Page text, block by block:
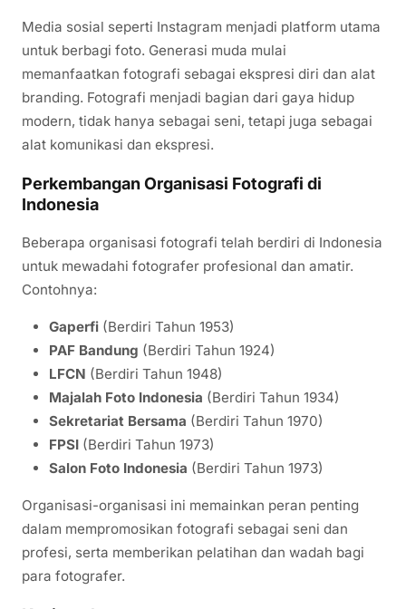
Media sosial seperti Instagram menjadi platform utama
untuk berbagi foto. Generasi muda mulai
memanfaatkan fotografi sebagai ekspresi diri dan alat
branding. Fotografi menjadi bagian dari gaya hidup
modern, tidak hanya sebagai seni, tetapi juga sebagai
alat komunikasi dan ekspresi.
Perkembangan Organisasi Fotografi di
Indonesia
Beberapa organisasi fotografi telah berdiri di Indonesia
untuk mewadahi fotografer profesional dan amatir.
Contohnya:
Gaperfi (Berdiri Tahun 1953)
PAF Bandung (Berdiri Tahun 1924)
LFCN (Berdiri Tahun 1948)
Majalah Foto Indonesia (Berdiri Tahun 1934)
Sekretariat Bersama (Berdiri Tahun 1970)
FPSI (Berdiri Tahun 1973)
Salon Foto Indonesia (Berdiri Tahun 1973)
Organisasi-organisasi ini memainkan peran penting
dalam mempromosikan fotografi sebagai seni dan
profesi, serta memberikan pelatihan dan wadah bagi
para fotografer.